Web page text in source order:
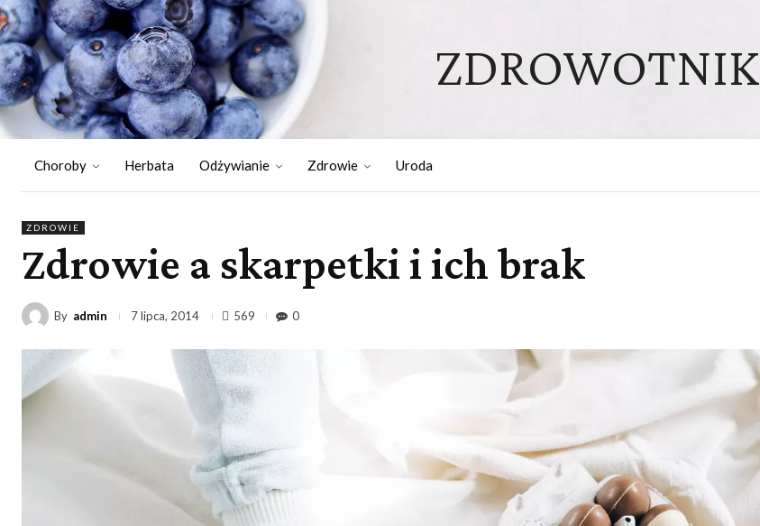
ZDROWOTNIK
Choroby Herbata Odżywianie Zdrowie Uroda
ZDROWIE
Zdrowie a skarpetki i ich brak
By admin 7 lipca, 2014 569 0